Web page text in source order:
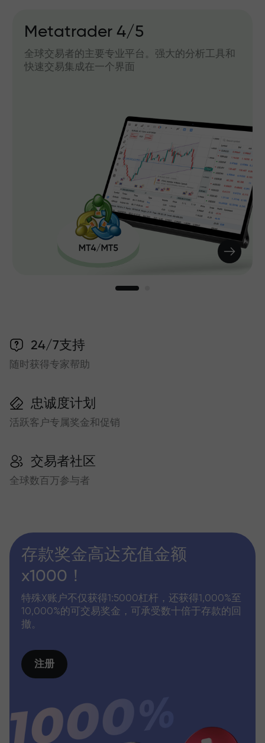
Metatrader 4/5
全球交易者的主要专业平台。强大的分析工具和
快速交易集成在一个界面
24/7支持
随时获得专家帮助
忠诚度计划
活跃客户专属奖金和促销
交易者社区
全球数百万参与者
存款奖金高达充值金额
x1000！
特殊X账户不仅获得1:5000杠杆，还获得1,000%至
10,000%的可交易奖金，可承受数十倍于存款的回
撤。
注册